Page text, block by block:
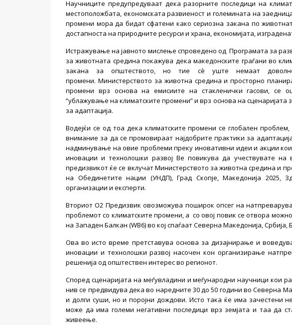
Научниците предупредуваат дека разорните последици на
местоположбата, економската развиеност и големината на
промени мора да бидат сфатени како сериозна закана по
достапноста на природните ресурси и храна, економијата,
Истражување на јавното мислење спроведено од Програмата за
за животната средина покажува дека македонските граѓани во
закана за општеството, но тие сѐ уште немаат
промени. Министерството за животна средина и просторно
промени врз основа на емисиите на стакленички гасови, се
“ублажување на климатските промени” и врз основа на
за адаптација.
Водејќи се од тоа дека климатските промени се глобален
внимание за да се промовираат најдобрите практики за
надминување на овие проблеми преку иновативни идеи и акции
иновации и технолошки развој Ве повикува да учествувате на
предизвикот ќе се вклучат Министерството за животна средина и
на Обединетите нации (УНДП), Град Скопје, Македонија 2025,
организации и експерти.
Вториот О2 Предизвик овозможува поширок опсег на
проблемот со климатските промени, а со овој повик се отвора
на Западен Балкан (WB6) во кој спаѓаат Северна Македонија,
Ова во исто време претставува основа за дизајнирање и
иновации и технолошки развој насочен кон организирање
решенија од општествен интерес во регионот.
Според сценаријата на меѓувладини и меѓународни научници кои
нив се предвидува дека во наредните 30 до 50 години во Северна
и долги суши, но и поројни дождови. Исто така ќе има зачестени
може да има големи негативни последици врз земјата и таа да
живеење.